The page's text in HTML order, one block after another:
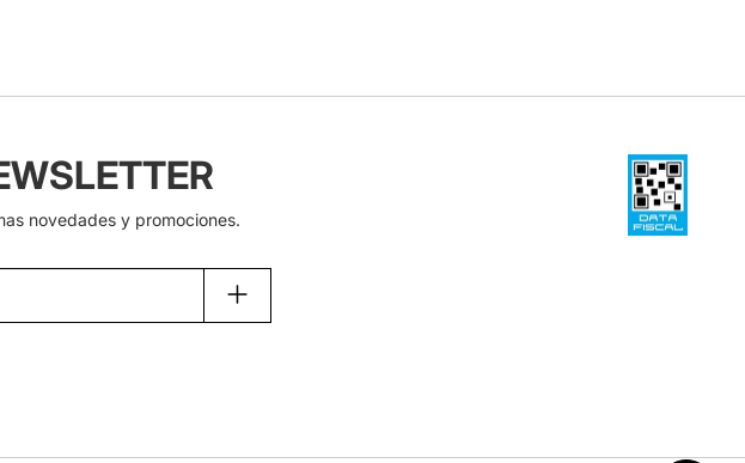
novedades y promociones.